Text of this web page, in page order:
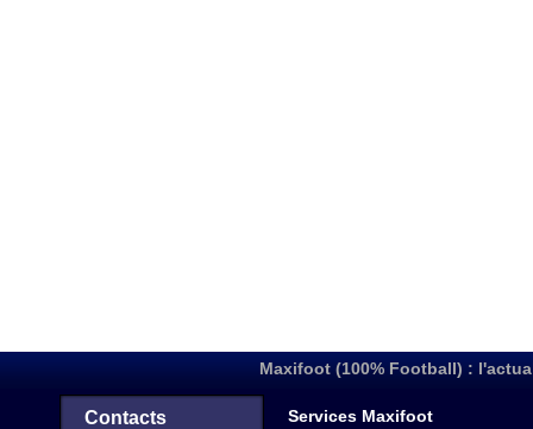
Maxifoot (100% Football) :
Contacts Services Maxifoot